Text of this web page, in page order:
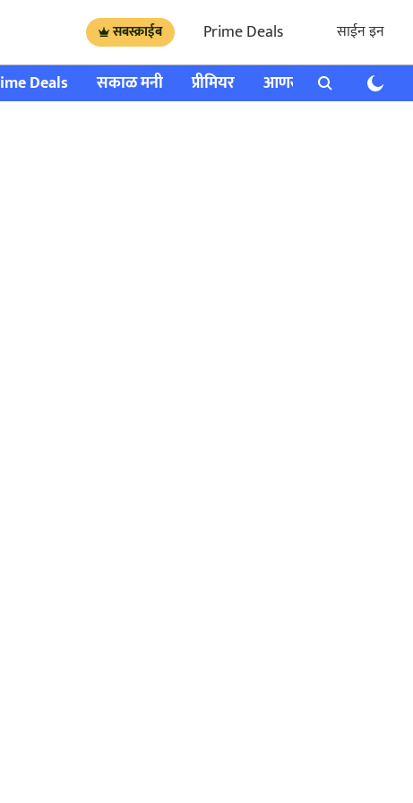
सबस्क्राईब Prime Deals साईन इन
Deals सकाळ मनी प्रीमियर आणखी राशी भविष्य